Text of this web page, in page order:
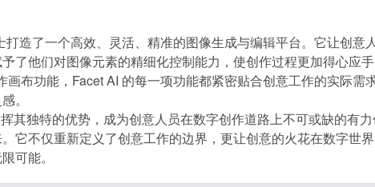
造了一个高效、灵活、精准的图像生成与编辑平台。它让创意
了他们对图像元素的精细化控制能力，使创作过程更加得心应
布功能，Facet AI 的每一项功能都紧密贴合创意工作的实际需
。
其独特的优势，成为创意人员在数字创作道路上不可或缺的有力
它不仅重新定义了创意工作的边界，更让创意的火花在数字世
可能。